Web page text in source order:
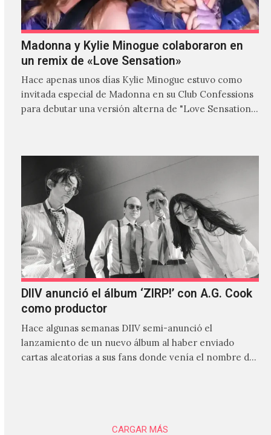
Madonna y Kylie Minogue colaboraron en
un remix de «Love Sensation»
Hace apenas unos días Kylie Minogue estuvo como
invitada especial de Madonna en su Club Confessions
para debutar una versión alterna de "Love Sensation",
DIIV anunció el álbum ‘ZIRP!’ con A.G. Cook
como productor
Hace algunas semanas DIIV semi-anunció el
lanzamiento de un nuevo álbum al haber enviado
cartas aleatorias a sus fans donde venía el nombre de
CARGAR MÁS